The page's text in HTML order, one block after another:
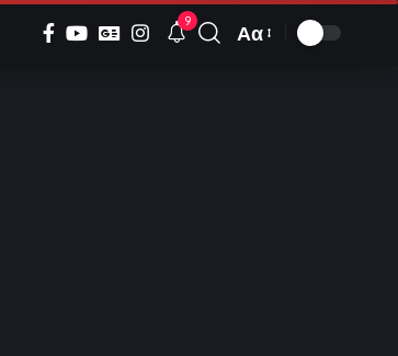
9
Font
Αα